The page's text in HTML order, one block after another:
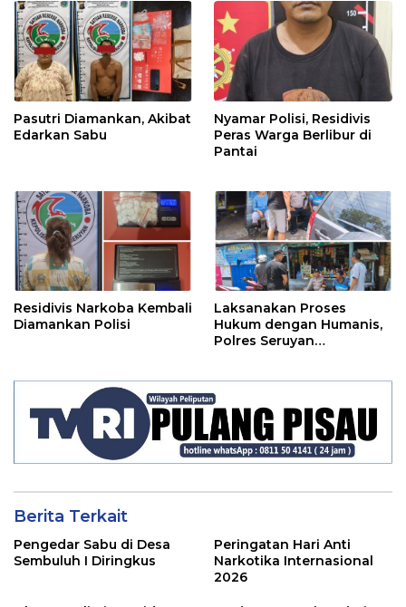
Pasutri Diamankan, Akibat
Edarkan Sabu
Nyamar Polisi, Residivis
Peras Warga Berlibur di
Pantai
Residivis Narkoba Kembali
Diamankan Polisi
Laksanakan Proses
Hukum dengan Humanis,
Polres Seruyan
Massa
Berita Terkait
Pengedar Sabu di Desa
Sembuluh I Diringkus
Peringatan Hari Anti
Narkotika Internasional
2026